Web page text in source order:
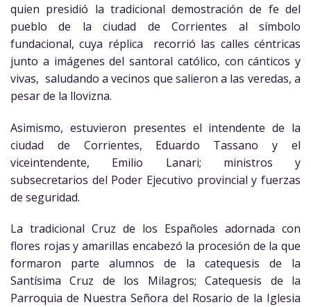
quien presidió la tradicional demostración de fe del
pueblo de la ciudad de Corrientes al símbolo
fundacional, cuya réplica recorrió las calles céntricas
junto a imágenes del santoral católico, con cánticos y
vivas, saludando a vecinos que salieron a las veredas, a
pesar de la llovizna.
Asimismo, estuvieron presentes el intendente de la
ciudad de Corrientes, Eduardo Tassano y el
viceintendente, Emilio Lanari; ministros y
subsecretarios del Poder Ejecutivo provincial y fuerzas
de seguridad.
La tradicional Cruz de los Españoles adornada con
flores rojas y amarillas encabezó la procesión de la que
formaron parte alumnos de la catequesis de la
Santísima Cruz de los Milagros; Catequesis de la
Parroquia de Nuestra Señora del Rosario de la Iglesia